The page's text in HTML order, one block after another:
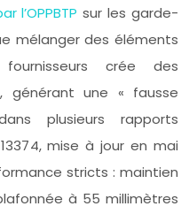
l’OPPBTP sur les garde-
mélanger des éléments
crée des
générant une « fausse
plusieurs rapports
mise à jour en mai
stricts : maintien
à 55 millimètres